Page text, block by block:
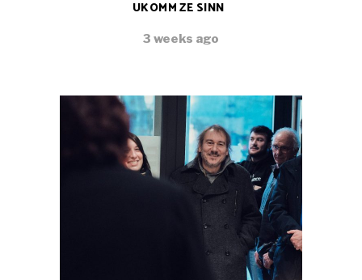
UKOMM ZE SINN
3 weeks ago